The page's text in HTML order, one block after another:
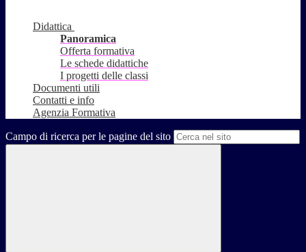
Didattica
Panoramica
Offerta formativa
Le schede didattiche
I progetti delle classi
Documenti utili
Contatti e info
Agenzia Formativa
Campo di ricerca per le pagine del sito